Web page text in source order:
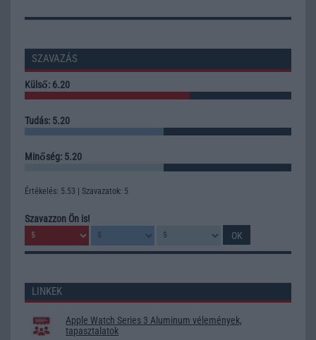
SZAVAZÁS
Külső: 6.20
Tudás: 5.20
Minőség: 5.20
Értékelés: 5.53 | Szavazatok: 5
Szavazzon Ön is!
LINKEK
Apple Watch Series 3 Aluminum vélemények,
tapasztalatok